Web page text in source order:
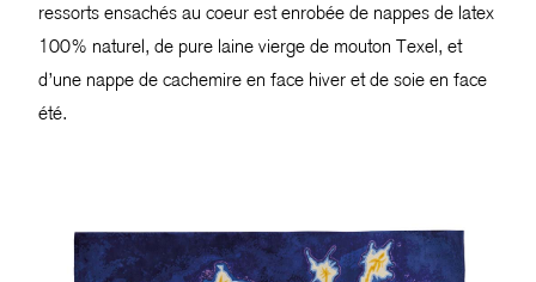
ressorts ensachés au coeur est enrobée de nappes de latex
100% naturel, de pure laine vierge de mouton Texel, et
d’une nappe de cachemire en face hiver et de soie en face
été.